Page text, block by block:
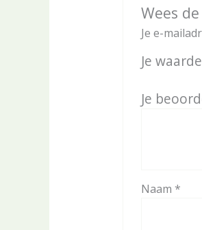
Wees
Je e-
Je
Je
Naam *